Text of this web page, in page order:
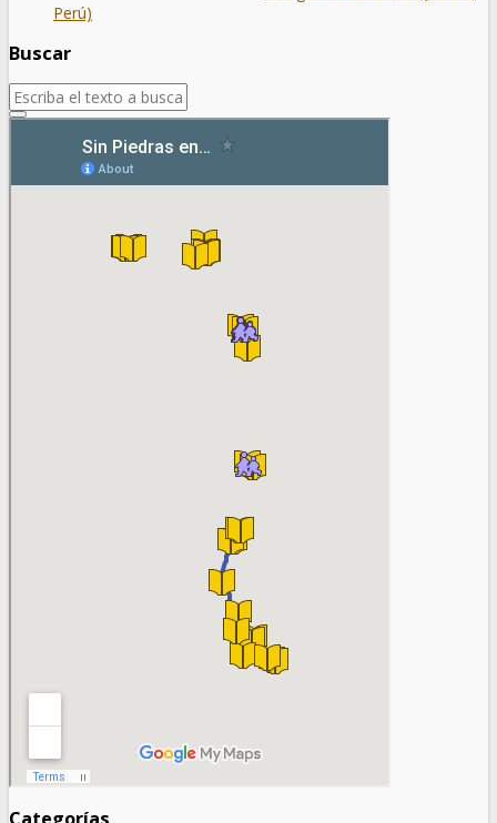
Perú)
Buscar